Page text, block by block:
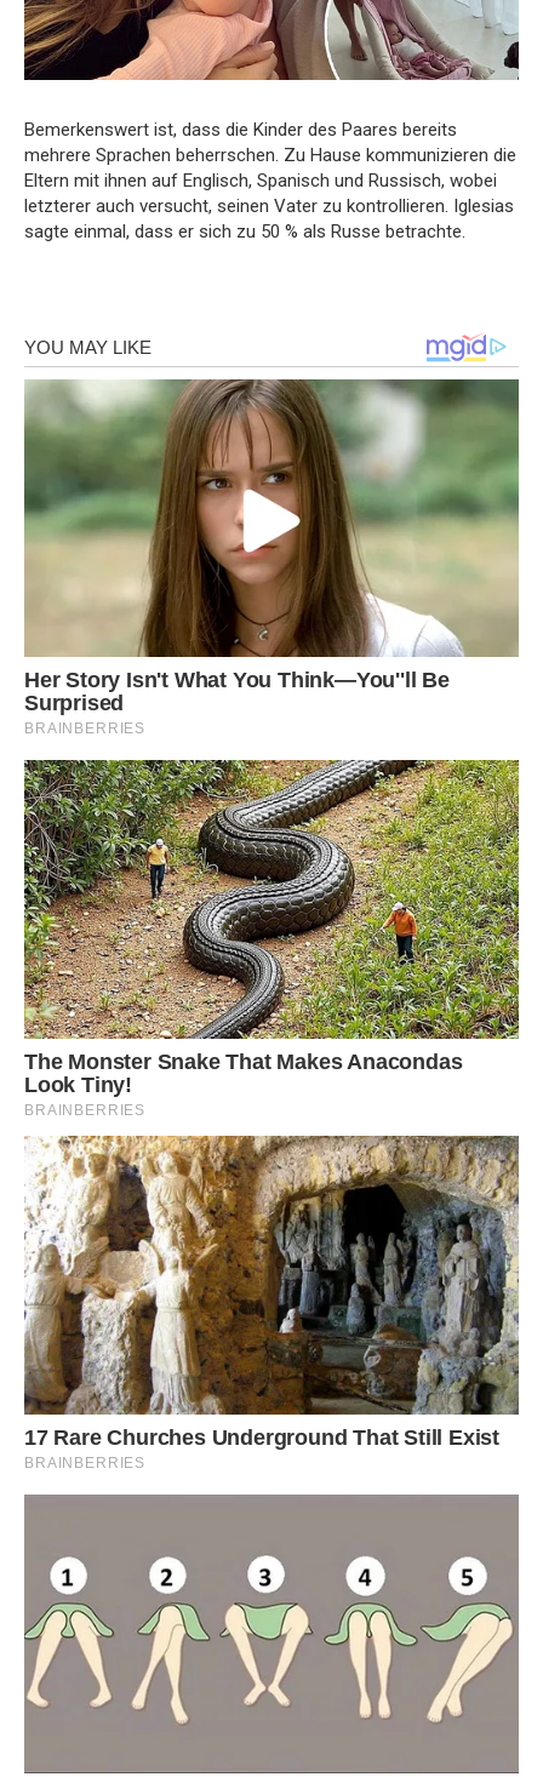
Bemerkenswert ist, dass die Kinder des Paares bereits
mehrere Sprachen beherrschen. Zu Hause kommunizieren die
Eltern mit ihnen auf Englisch, Spanisch und Russisch, wobei
letzterer auch versucht, seinen Vater zu kontrollieren. Iglesias
sagte einmal, dass er sich zu 50 % als Russe betrachte.